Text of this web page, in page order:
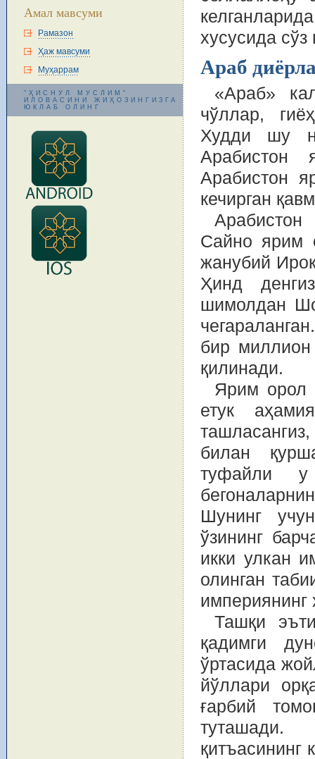
Амал мавсуми
Рамазон
Ҳаж мавсуми
Муҳаррам
"ҲИСНУЛ МУСЛИМ"
ИЛОВАСИНИ ЖИҲОЗИНГИЗГА
ЮКЛАБ ОЛИНГ
хусусида
Араб
«Араб»
чўллар,
Худди шу
Арабистон
Арабистон
кечирган
Сайно ярим
жанубий
Ҳинд
шимолдан
бир
қилинади.
Ярим орол
етук
билан
туфайли у
Шунинг
ўзининг
икки улкан
олинган
Ташқи
қадимги
ўртасида
йўллари
ғарбий